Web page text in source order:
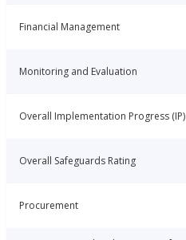
Financial Management
Monitoring and Evaluation
Overall Implementation Progress (IP)
Overall Safeguards Rating
Procurement